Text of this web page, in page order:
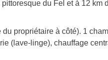
du Fel et à 12 km
propriétaire à côté). 1
(lave-linge), chauffage